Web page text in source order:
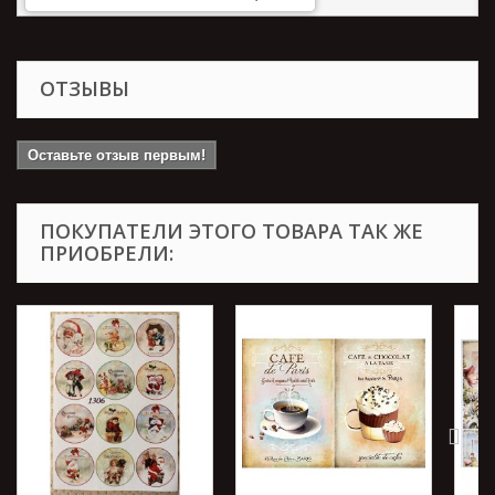
ОТЗЫВЫ
Оставьте отзыв первым!
ПОКУПАТЕЛИ ЭТОГО ТОВАРА ТАК ЖЕ
ПРИОБРЕЛИ: